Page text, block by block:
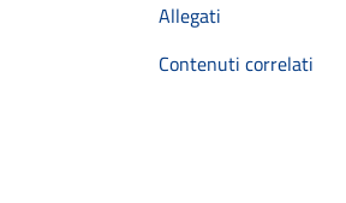
Allegati
Contenuti correlati